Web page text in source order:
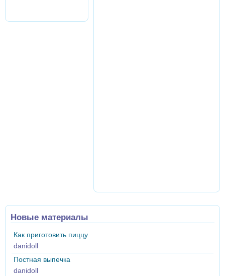
Новые материалы
Как приготовить пиццу
danidoll
Постная выпечка
danidoll